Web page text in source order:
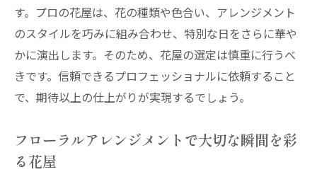
す。プロの花屋は、花の種類や色合い、アレンジメント
のスタイルを巧みに組み合わせ、特別な日をさらに華や
かに演出します。そのため、花屋の選定は慎重に行うべ
きです。信頼できるプロフェッショナルに依頼すること
で、期待以上の仕上がりが実現するでしょう。
フローラルアレンジメントで大切な瞬間を彩
る花屋